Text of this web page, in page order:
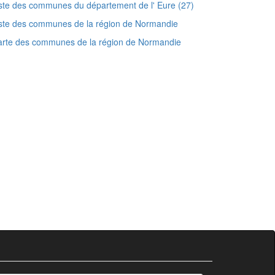
des communes du département de l' Eure (27)
des communes de la région de Normandie
des communes de la région de Normandie